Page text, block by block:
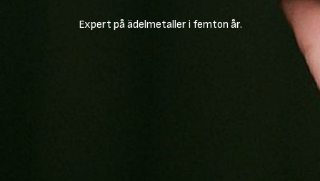
Expert på ädelmetaller i femton år.